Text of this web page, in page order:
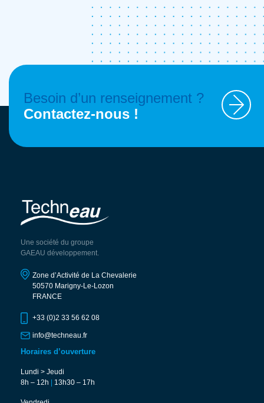
Besoin d’un renseignement ?
Contactez-nous !
Une société du groupe
GAEAU développement.
Zone d’Activité de La Chevalerie
50570 Marigny-Le-Lozon
FRANCE
+33 (0)2 33 56 62 08
info@techneau.fr
Horaires d’ouverture
Lundi > Jeudi
8h – 12h
13h30 – 17h